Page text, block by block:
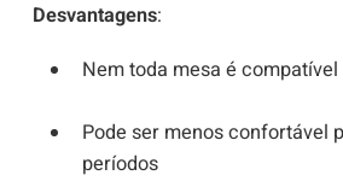
Desvantagens:
Nem toda mesa é compatível
Pode ser menos confortável
períodos